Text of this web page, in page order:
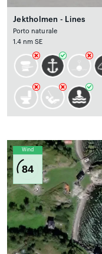
Jektholmen - Lines
Porto naturale
1.4 nm SE
Wind
84